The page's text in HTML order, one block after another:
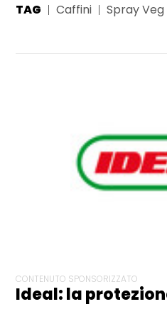
TAG Caffini Spray Veg
CONTENUTO SPONSORIZZATO
Ideal: la